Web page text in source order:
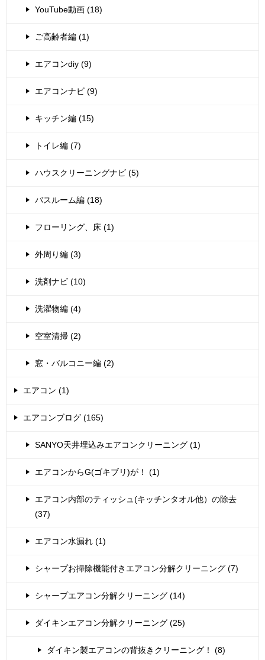
YouTube動画 (18)
ご高齢者編 (1)
エアコンdiy (9)
エアコンナビ (9)
キッチン編 (15)
トイレ編 (7)
ハウスクリーニングナビ (5)
バスルーム編 (18)
フローリング、床 (1)
外周り編 (3)
洗剤ナビ (10)
洗濯物編 (4)
空室清掃 (2)
窓・バルコニー編 (2)
エアコン (1)
エアコンブログ (165)
SANYO天井埋込みエアコンクリーニング (1)
エアコンからG(ゴキブリ)が！ (1)
エアコン内部のティッシュ(キッチンタオル他）の除去
(37)
エアコン水漏れ (1)
シャープお掃除機能付きエアコン分解クリーニング (7)
シャープエアコン分解クリーニング (14)
ダイキンエアコン分解クリーニング (25)
ダイキン製エアコンの背抜きクリーニング！ (8)